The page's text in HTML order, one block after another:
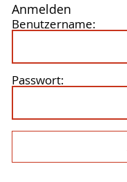
Anmelden
Benutzername:
Passwort: